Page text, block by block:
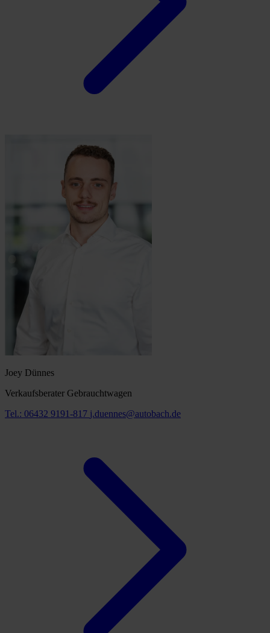
Joey Dünnes
Verkaufsberater Gebrauchtwagen
Tel.: 06432 9191-817 j.duennes@autobach.de